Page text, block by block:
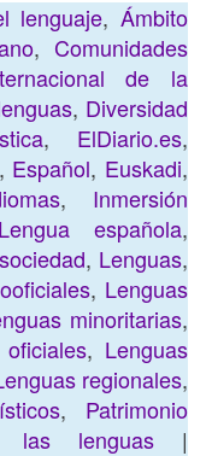
lenguaje,Ámbito
,Comunidades
de la
, Diversidad
, ElDiario.es,
Español, Euskadi,
, Inmersión
Lengua española,
, Lenguas,
, Lenguas
minoritarias,
, Lenguas
regionales,
, Patrimonio
las lenguas|